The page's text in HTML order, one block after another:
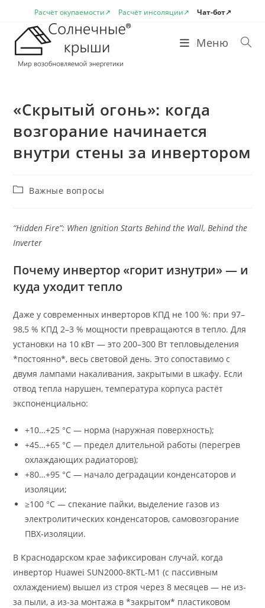
содержимому
Расчёт окупаемости↗ Расчёт инсоляции↗ Чат-бот↗
Меню
«Скрытый огонь»: когда
возгорание начинается
внутри стены за инвертором
РубрикаВажные вопросы
“Hidden Fire”: When Ignition Starts Behind the Wall, Behind the
Inverter
Почему инвертор «горит изнутри» — и
куда уходит тепло
Даже у современных инверторов КПД не 100 %: при 97–
98,5 % КПД 2–3 % мощности превращаются в тепло. Для
установки на 10 кВт — это 200–300 Вт тепловыделения
*постоянно*, весь световой день. Это сопоставимо с
двумя лампами накаливания, закрытыми в шкафу. Если
отвод тепла нарушен, температура корпуса растёт
экспоненциально:
+10…+25 °C — норма (наружная поверхность);
+45…+65 °C — предел длительной работы (перегрев
охлаждающих радиаторов);
+80…+95 °C — начало деградации конденсаторов и
изоляции;
≥100 °C — спекание пайки, выделение газов из
электролитических конденсаторов, самовозгорание
ПВХ-изоляции.
В Краснодарском крае зафиксирован случай, когда
инвертор Huawei SUN2000-8KTL-M1 (с пассивным
охлаждением) вышел из строя через 8 месяцев — не из-
за пыли, а из-за монтажа в *закрытом* пластиковом